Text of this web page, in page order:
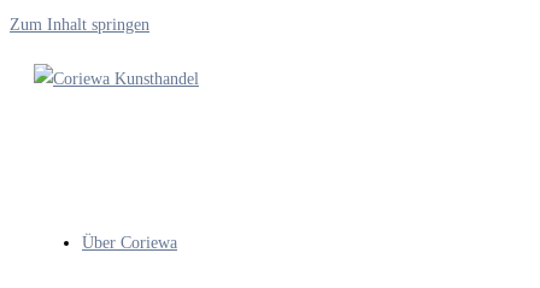
Zum Inhalt springen
Über Coriewa